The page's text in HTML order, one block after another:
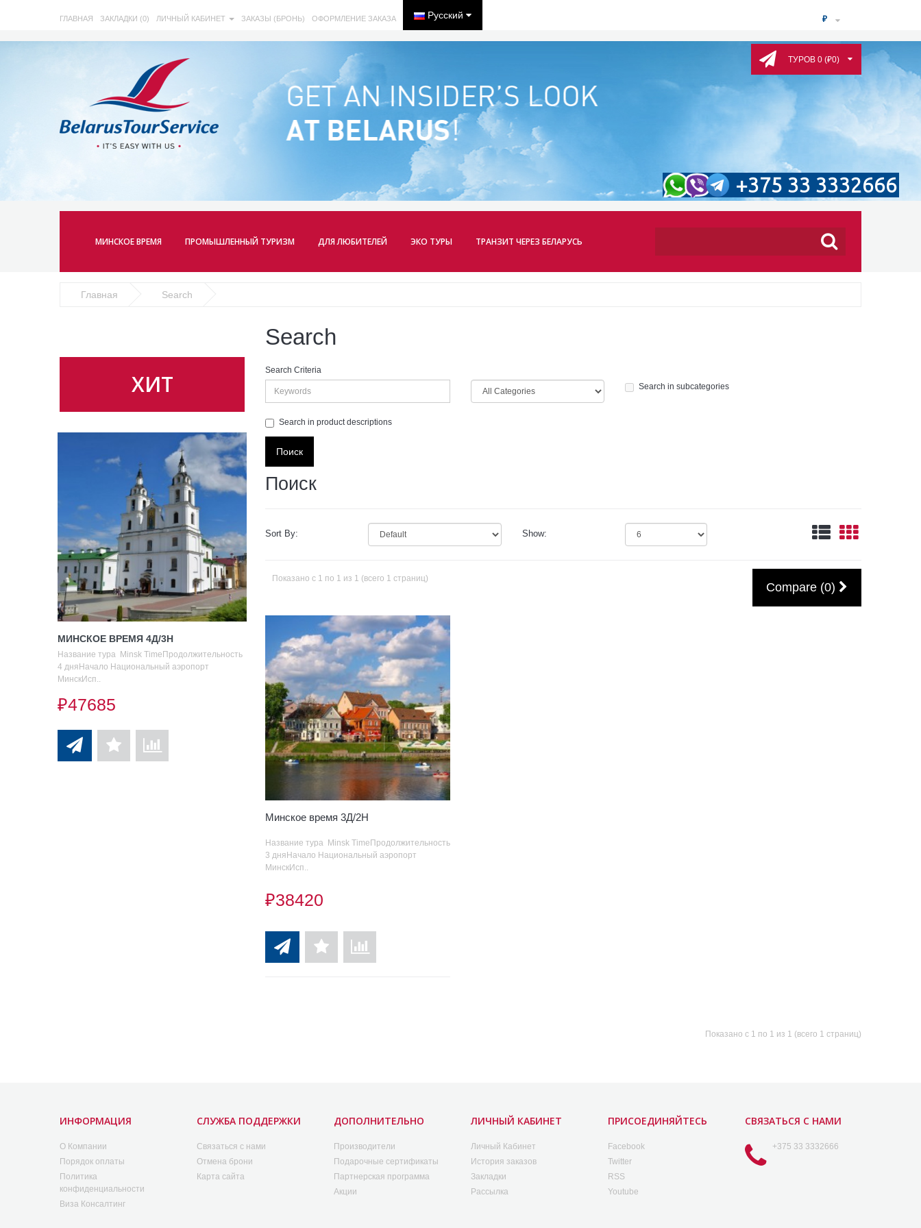
ГЛАВНАЯ ЗАКЛАДКИ (0) ЛИЧНЫЙ КАБИНЕТ ЗАКАЗЫ (БРОНЬ) ОФОРМЛЕНИЕ ЗАКАЗА Русский ₽
ТУРОВ 0 (₽0)
+375 33 3332666
МИНСКОЕ ВРЕМЯ ПРОМЫШЛЕННЫЙ ТУРИЗМ ДЛЯ ЛЮБИТЕЛЕЙ ЭКО ТУРЫ ТРАНЗИТ ЧЕРЕЗ БЕЛАРУСЬ
Главная Search
ХИТ
МИНСКОЕ ВРЕМЯ 4Д/3Н
Название тура Minsk TimeПродолжительность
4 дняНачало Национальный аэропорт
МинскИсп..
₽47685
Search
Search Criteria
Search in subcategories
Search in product descriptions
Поиск
Sort By: Show:
Показано с 1 по 1 из 1 (всего 1 страниц)
Compare (0)
Минское время 3Д/2Н
Название тура Minsk TimeПродолжительность
3 дняНачало Национальный аэропорт
МинскИсп..
₽38420
Показано с 1 по 1 из 1 (всего 1 страниц)
ИНФОРМАЦИЯ
O Компании
Порядок оплаты
Политика
конфиденциальности
Виза Консалтинг
СЛУЖБА ПОДДЕРЖКИ
Связаться с нами
Отмена брони
Карта сайта
ДОПОЛНИТЕЛЬНО
Производители
Подарочные сертификаты
Партнерская программа
Акции
ЛИЧНЫЙ КАБИНЕТ
Личный Кабинет
История заказов
Закладки
Рассылка
ПРИСОЕДИНЯЙТЕСЬ
Facebook
Twitter
RSS
Youtube
СВЯЗАТЬСЯ С НАМИ
+375 33 3332666